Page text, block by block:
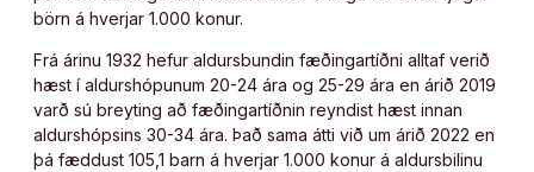
börn á hverjar 1.000 konur.
Frá árinu 1932 hefur aldursbundin fæðingartíðni alltaf verið
hæst í aldurshópunum 20-24 ára og 25-29 ára en árið 2019
varð sú breyting að fæðingartíðnin reyndist hæst innan
aldurshópsins 30-34 ára. Það sama átti við um árið 2022 en
þá fæddust 105,1 barn á hverjar 1.000 konur á aldursbilinu